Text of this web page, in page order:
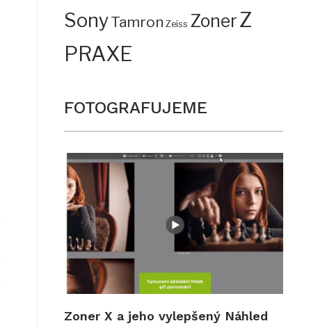
SonyTamron Zeiss ZonerZ
PRAXE
FOTOGRAFUJEME
Zoner X a jeho vylepšený Náhled